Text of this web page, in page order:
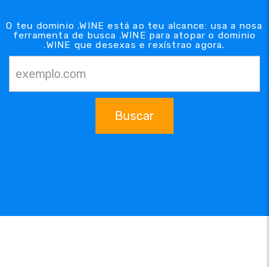
O teu dominio .WINE está ao teu alcance: usa a nosa
ferramenta de busca .WINE para atopar o dominio
.WINE que desexas e rexístrao agora.
Buscar